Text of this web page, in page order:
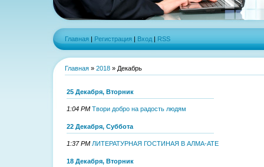
Главная | Регистрация | Вход | RSS
Главная » 2018 » Декабрь
25 Декабря, Вторник
1:04 PM Твори добро на радость людям
22 Декабря, Суббота
1:37 PM ЛИТЕРАТУРНАЯ ГОСТИНАЯ В АЛМА-АТЕ
18 Декабря, Вторник